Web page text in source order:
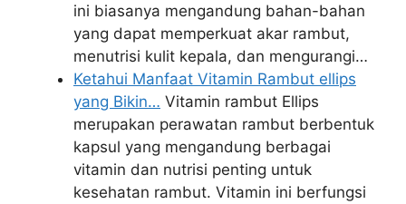
ini biasanya mengandung bahan-bahan
yang dapat memperkuat akar rambut,
menutrisi kulit kepala, dan mengurangi…
Ketahui Manfaat Vitamin Rambut ellips
yang Bikin… Vitamin rambut Ellips
merupakan perawatan rambut berbentuk
kapsul yang mengandung berbagai
vitamin dan nutrisi penting untuk
kesehatan rambut. Vitamin ini berfungsi